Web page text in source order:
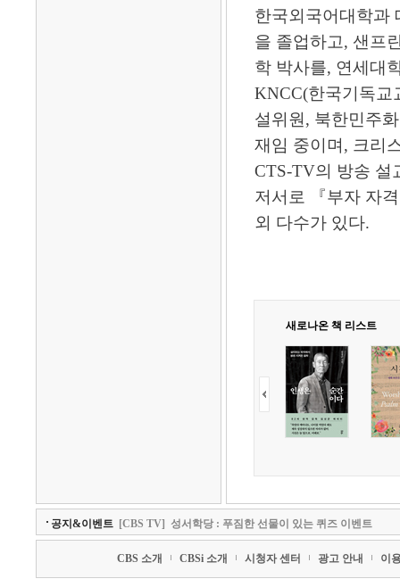
한국외국어대학과
을 졸업하고, 샌프
학 박사를, 연세대
KNCC(한국기독교
설위원, 북한민주
재임 중이며, 크리
CTS-TV의 방송 설
저서로 『부자 자
외 다수가 있다.
새로나온 책 리스트
공지&이벤트 [CBS TV] 성서학당 : 푸짐한 선물이 있는 퀴즈 이벤트
CBS 소개 CBSi 소개 시청자 센터 광고 안내 이